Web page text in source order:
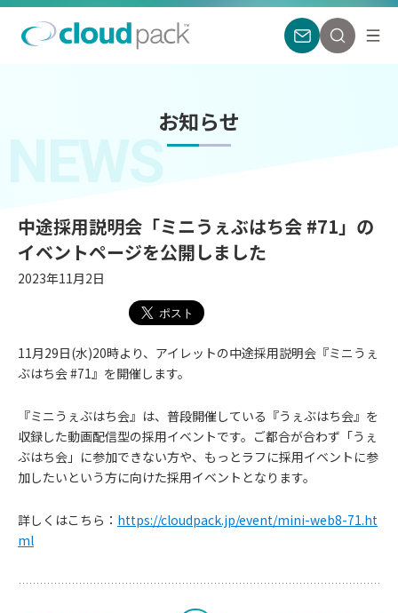
お知らせ
NEWS
中途採用説明会「ミニうぇぶはち会 #71」の
イベントページを公開しました
2023年11月2日
11月29日(水)20時より、アイレットの中途採用説明会『ミニうぇ
ぶはち会 #71』を開催します。
『ミニうぇぶはち会』は、普段開催している『うぇぶはち会』を
収録した動画配信型の採用イベントです。ご都合が合わず「うぇ
ぶはち会」に参加できない方や、もっとラフに採用イベントに参
加したいという方に向けた採用イベントとなります。
詳しくはこちら： https://cloudpack.jp/event/mini-web8-71.ht
ml
お
せ